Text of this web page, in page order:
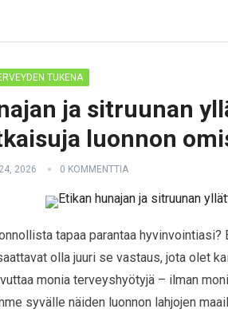
TUKENA
ja sitruunan
luonnon
2026 0 KOMMENTTIA
tapaa parantaa hyvinvointiasi?
olla juuri se vastaus, jota olet
monia terveyshyötyjä – ilman
syvälle näiden luonnon lahjojen